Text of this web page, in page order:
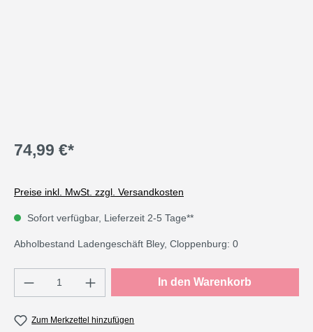
74,99 €*
Preise inkl. MwSt. zzgl. Versandkosten
Sofort verfügbar, Lieferzeit 2-5 Tage**
Abholbestand Ladengeschäft Bley, Cloppenburg: 0
Produkt Anzahl: Gib den gewünschten
In den Warenkorb
Zum Merkzettel hinzufügen